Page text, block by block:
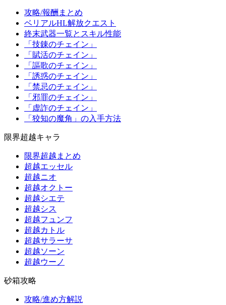
攻略/報酬まとめ
ベリアルHL解放クエスト
終末武器一覧とスキル性能
「技錬のチェイン」
「賦活のチェイン」
「謳歌のチェイン」
「誘惑のチェイン」
「禁忌のチェイン」
「邪罪のチェイン」
「虚詐のチェイン」
「狡知の魔角」の入手方法
限界超越キャラ
限界超越まとめ
超越エッセル
超越ニオ
超越オクトー
超越シエテ
超越シス
超越フュンフ
超越カトル
超越サラーサ
超越ソーン
超越ウーノ
砂箱攻略
攻略/進め方解説